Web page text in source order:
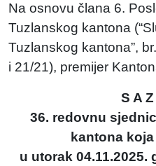
Na osnovu člana 6.
Tuzlanskog kantona
Tuzlanskog kantona”,
i 21/21), premijer
S A
36. redovnu
kantona
u utorak